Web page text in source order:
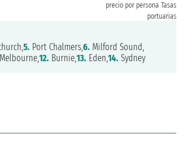
precio por persona Tasas
portuarias
5. Port Chalmers,6. Milford Sound,
Melbourne,12. Burnie,13. Eden,14. Sydney